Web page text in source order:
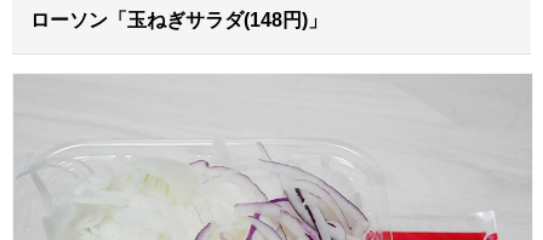
ローソン「玉ねぎサラダ(148円)」